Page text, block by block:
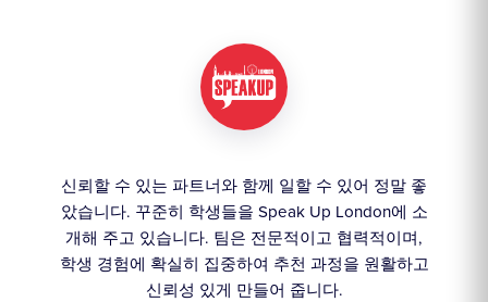
신뢰할 수 있는 파트너와 함께 일할 수 있어 정말 좋
았습니다. 꾸준히 학생들을 Speak Up London에 소
개해 주고 있습니다. 팀은 전문적이고 협력적이며,
학생 경험에 확실히 집중하여 추천 과정을 원활하고
신뢰성 있게 만들어 줍니다.